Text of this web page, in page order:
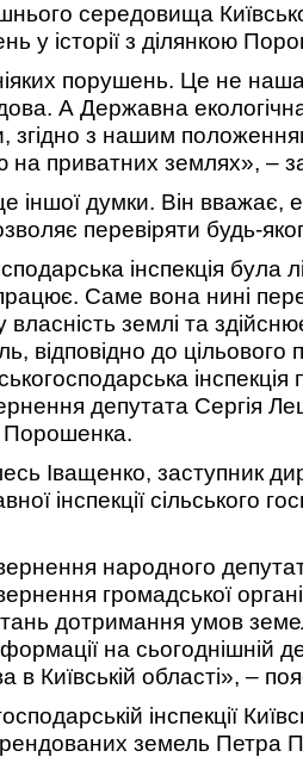
середовища
у історії з ділянкою
порушень. Це не
А Державна екологічна
згідно з нашим
на приватних землях», –
іншої думки. Він вважає,
перевіряти будь-
інспекція була
Саме вона нині
власність землі та
відповідно до цільового
інспекція
депутата Сергія
Порошенка.
Іващенко, заступник
інспекції сільського
народного
громадської
дотримання умов
на сьогоднішній
в Київській області», –
інспекції
земель Петра